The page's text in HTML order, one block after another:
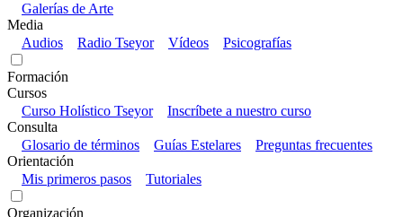
Galerías de Arte
Media
Audios
Radio Tseyor Vídeos Psicografías
Formación
Cursos
Curso Holístico Tseyor
Inscríbete a nuestro curso
Consulta
Glosario de términos
Guías Estelares
Preguntas frecuentes
Orientación
Mis primeros pasos
Tutoriales
Organización